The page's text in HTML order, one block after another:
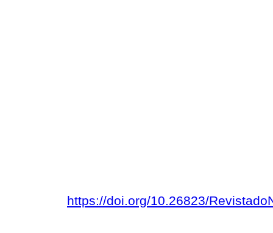
https://doi.org/10.26823/